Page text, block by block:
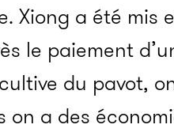
Xiong a été mis
le paiement
du pavot,
a des